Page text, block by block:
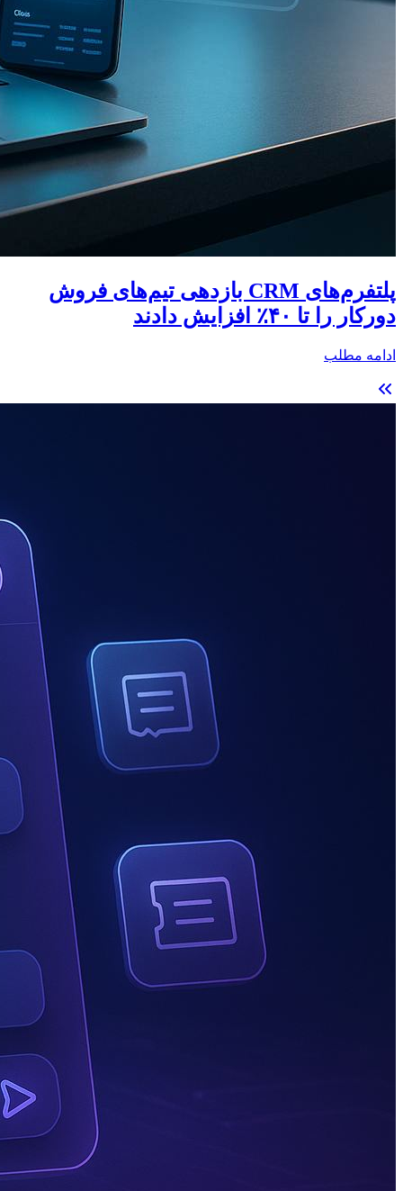
پلتفرم‌های CRM بازدهی تیم‌های فروش
دورکار را تا ۴۰٪ افزایش دادند
ادامه مطلب